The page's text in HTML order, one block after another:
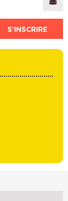
S’INSCRIRE